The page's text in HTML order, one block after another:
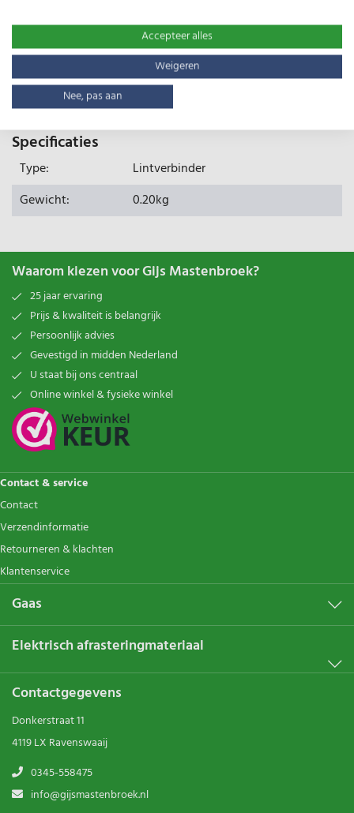
Gemakkelijk in gebruik door het rugzakgesp-principe
Leverbaar in 2 maten: 12,5/20mm en 20/40mm
Uniek en innovatief design
Specificaties
Type:
Lintverbinder
Gewicht:
0.20kg
Waarom kiezen voor Gijs Mastenbroek?
25 jaar ervaring
Prijs & kwaliteit is belangrijk
Persoonlijk advies
Gevestigd in midden Nederland
U staat bij ons centraal
Online winkel & fysieke winkel
Contact & service
Contact
Verzendinformatie
Retourneren & klachten
Klantenservice
Gaas
Elektrisch afrasteringmateriaal
Contactgegevens
Donkerstraat 11
4119 LX Ravenswaaij
0345-558475
info@gijsmastenbroek.nl
Accepteer alles
Weigeren
Nee, pas aan